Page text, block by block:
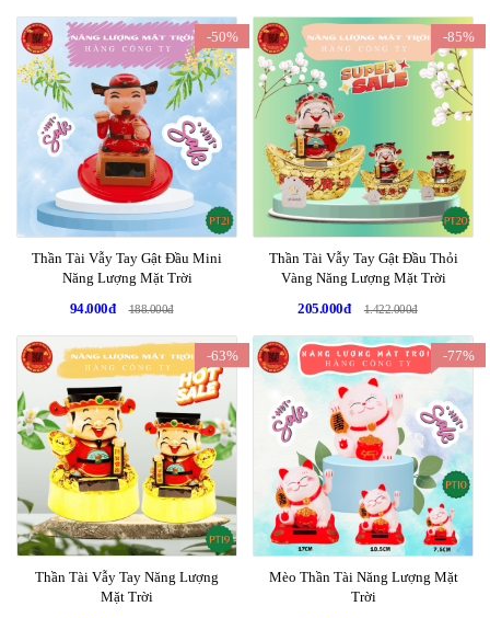
-50%
Thần Tài Vẫy Tay Gật Đầu Mini
Năng Lượng Mặt Trời
94.000đ
188.000đ
-85%
Thần Tài Vẫy Tay Gật Đầu Thỏi
Vàng Năng Lượng Mặt Trời
205.000đ
1.422.000đ
-63%
Thần Tài Vẫy Tay Năng Lượng
Mặt Trời
-77%
Mèo Thần Tài Năng Lượng Mặt
Trời